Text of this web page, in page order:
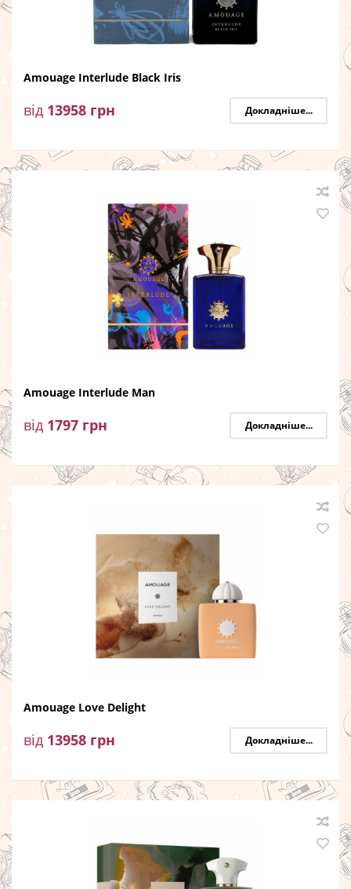
Amouage Interlude Black Iris
від 13958 грн Докладніше...
Amouage Interlude Man
від 1797 грн Докладніше...
Amouage Love Delight
від 13958 грн Докладніше...